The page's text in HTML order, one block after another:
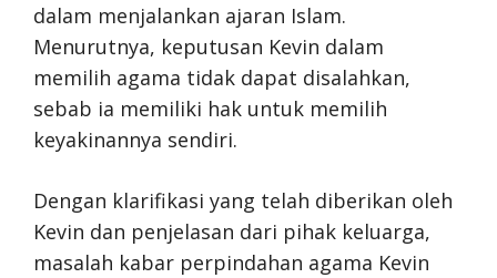
dalam menjalankan ajaran Islam.
Menurutnya, keputusan Kevin dalam
memilih agama tidak dapat disalahkan,
sebab ia memiliki hak untuk memilih
keyakinannya sendiri.
Dengan klarifikasi yang telah diberikan oleh
Kevin dan penjelasan dari pihak keluarga,
masalah kabar perpindahan agama Kevin